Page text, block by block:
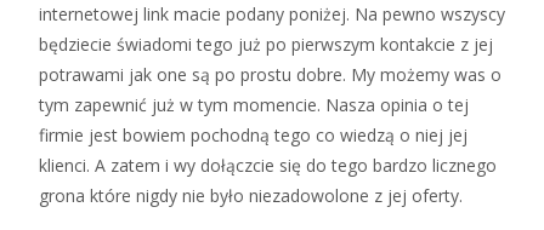
internetowej link macie podany poniżej. Na pewno wszyscy
będziecie świadomi tego już po pierwszym kontakcie z jej
potrawami jak one są po prostu dobre. My możemy was o
tym zapewnić już w tym momencie. Nasza opinia o tej
firmie jest bowiem pochodną tego co wiedzą o niej jej
klienci. A zatem i wy dołączcie się do tego bardzo licznego
grona które nigdy nie było niezadowolone z jej oferty.